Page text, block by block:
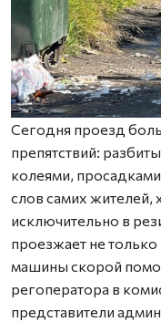
Сегодня проезд
препятствий:
колеями,
слов самих жителей,
исключительно в
проезжает не
машины скорой
регоператора в
представители